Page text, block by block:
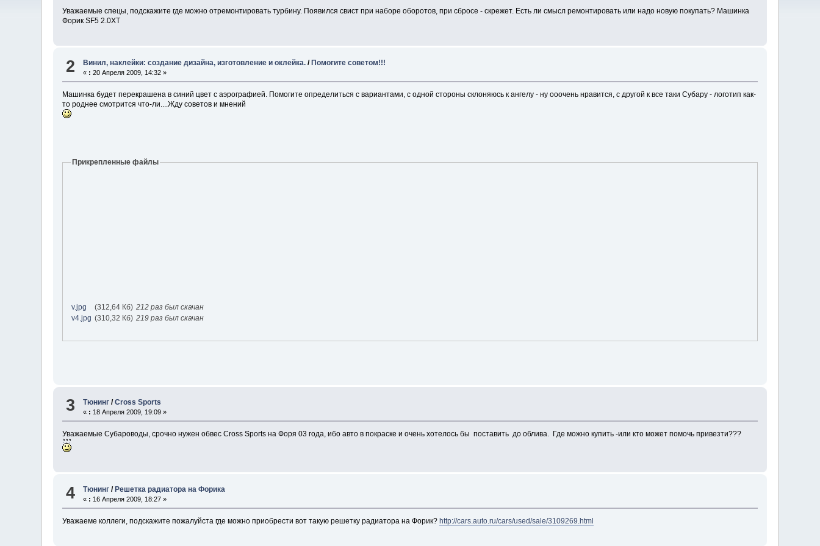
Уважаемые спецы, подскажите где можно отремонтировать турбину. Появился свист при наборе оборотов, при сбросе - скрежет. Есть ли смысл ремонтировать или надо новую покупать? Машинка
Форик SF5 2.0XT
2 Винил, наклейки: создание дизайна, изготовление и оклейка. / Помогите советом!!!
« : 20 Апреля 2009, 14:32 »
Машинка будет перекрашена в синий цвет с аэрографией. Помогите определиться с вариантами, с одной стороны склоняюсь к ангелу - ну ооочень нравится, с другой к все таки Субару - логотип как-
то роднее смотрится что-ли....Жду советов и мнений
Прикрепленные файлы
v.jpg (312,64 Кб) 212 раз был скачан
v4.jpg (310,32 Кб) 219 раз был скачан
3 Тюнинг /Cross Sports
« : 18 Апреля 2009, 19:09 »
Уважаемые Субароводы, срочно нужен обвес Cross Sports на Форя 03 года, ибо авто в покраске и очень хотелось бы поставить до облива. Где можно купить -или кто может помочь привезти???
4 Тюнинг / Решетка радиатора на Форика
« : 16 Апреля 2009, 18:27 »
Уважаеме коллеги, подскажите пожалуйста где можно приобрести вот такую решетку радиатора на Форик? http://cars.auto.ru/cars/used/sale/3109269.html